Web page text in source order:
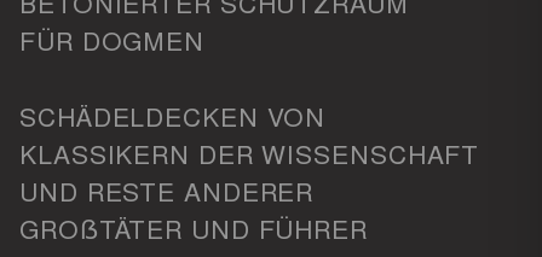
FÜR DOGMEN
SCHÄDELDECKEN VON
KLASSIKERN DER WISSENSCHAFT
UND RESTE ANDERER
GROẞTÄTER UND FÜHRER